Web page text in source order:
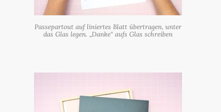
Passepartout auf liniertes Blatt übertragen, unter
das Glas legen. „Danke“ aufs Glas schreiben